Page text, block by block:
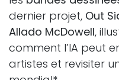
dernier projet, Out
Allado McDowell,
comment l’IA peut
artistes et revisiter